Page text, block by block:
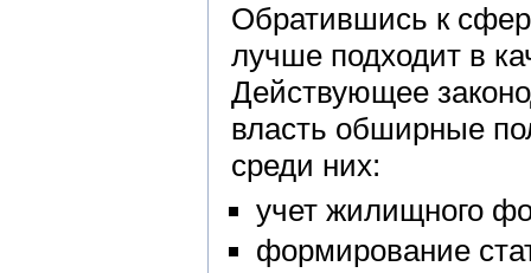
Обратившись к
лучше подходит в
Действующее
власть обширные
среди них:
учет жилищного
формирование